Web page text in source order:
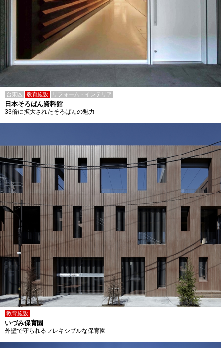
台東区 教育施設 リフォーム・インテリア
日本そろばん資料館
33倍に拡大されたそろばんの魅力
教育施設
いづみ保育園
外壁で守られるフレキシブルな保育園